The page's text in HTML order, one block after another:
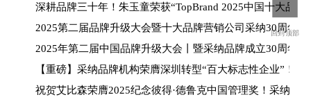
深耕品牌三十年！朱玉童荣获“TopBrand 2025中国十大品牌
2025第二届品牌升级大会暨十大品牌营销公司采纳30周年
2025年第二届中国品牌升级大会丨暨采纳品牌成立30周年
【重磅】采纳品牌机构荣膺深圳转型“百大标志性企业”！
祝贺艾比森荣膺2025纪念彼得·德鲁克中国管理奖！采纳品
回到顶部